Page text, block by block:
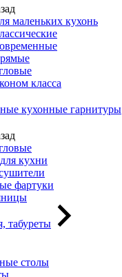
маленьких кухонь
класса
кухонные гарнитуры
кухни
фартуки
табуреты
столы